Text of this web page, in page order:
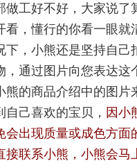
做工好不好，大家说了
看，懂行的你看一眼就
下，小熊还是坚持自己
，通过图片向您表达这
熊的商品介绍中的图片
己喜欢的宝贝， 因小
会出现质量或成色方面
联系小熊，小熊会马